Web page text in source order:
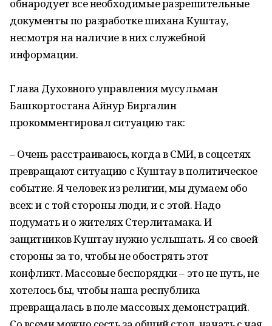
обнародует все необходимые разрешительные
документы по разработке шихана Куштау,
несмотря на наличие в них служебной
информации.
Глава Духовного управления мусульман
Башкортостана Айнур Биргалин
прокомментировал ситуацию так:
– Очень расстраиваюсь, когда в СМИ, в соцсетях
превращают ситуацию с Куштау в политическое
событие. Я человек из религии, мы думаем обо
всех: и с той стороны люди, и с этой. Надо
подумать и о жителях Стерлитамака. И
защитников Куштау нужно услышать. Я со своей
стороны за то, чтобы не обострять этот
конфликт. Массовые беспорядки – это не путь, не
хотелось бы, чтобы наша республика
превращалась в поле массовых демонстраций.